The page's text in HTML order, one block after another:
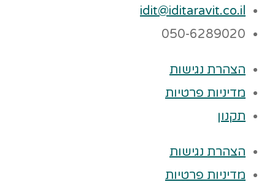
idit@iditaravit.co.il
050-6289020
הצהרת נגישות
מדיניות פרטיות
תקנון
הצהרת נגישות
מדיניות פרטיות